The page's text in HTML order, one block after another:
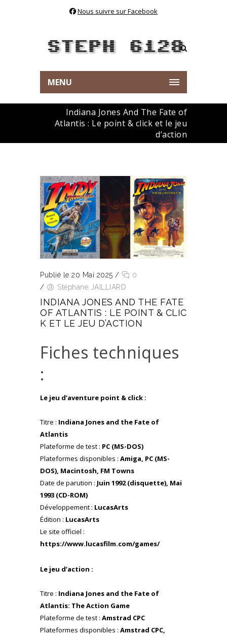
Nous suivre sur Facebook
MENU
Indiana Jones And The Fate of
Atlantis : Le point & click et le jeu
d’action
Publié le 20 Mai 2025 /
0
/
Stéphane JAILLIARD
INDIANA JONES AND THE FATE
OF ATLANTIS : LE POINT & CLIC
K ET LE JEU D’ACTION
Fiches techniques
:
Le jeu d’aventure point & click :
Titre : Indiana Jones and the Fate of
Atlantis
Plateforme de test : PC (MS-DOS)
Plateformes disponibles : Amiga, PC (MS-
DOS), Macintosh, FM Towns
Date de parution : Juin 1992 (disquette), Mai
1993 (CD-ROM)
Développement : LucasArts
Édition : LucasArts
Le site officiel :
https://www.lucasfilm.com/games/
Le jeu d’action :
Titre : Indiana Jones and the Fate of
Atlantis: The Action Game
Plateforme de test : Amstrad CPC
Plateformes disponibles : Amstrad CPC,